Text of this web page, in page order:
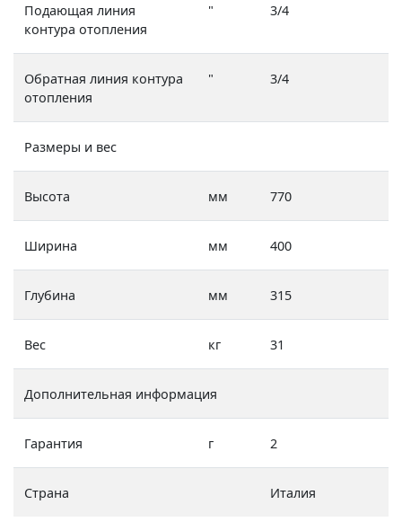
Подающая линия
контура отопления
" 3/4
Обратная линия контура
отопления
" 3/4
Размеры и вес
Высота мм 770
Ширина мм 400
Глубина мм 315
Вес кг 31
Дополнительная информация
Гарантия г 2
Страна Италия